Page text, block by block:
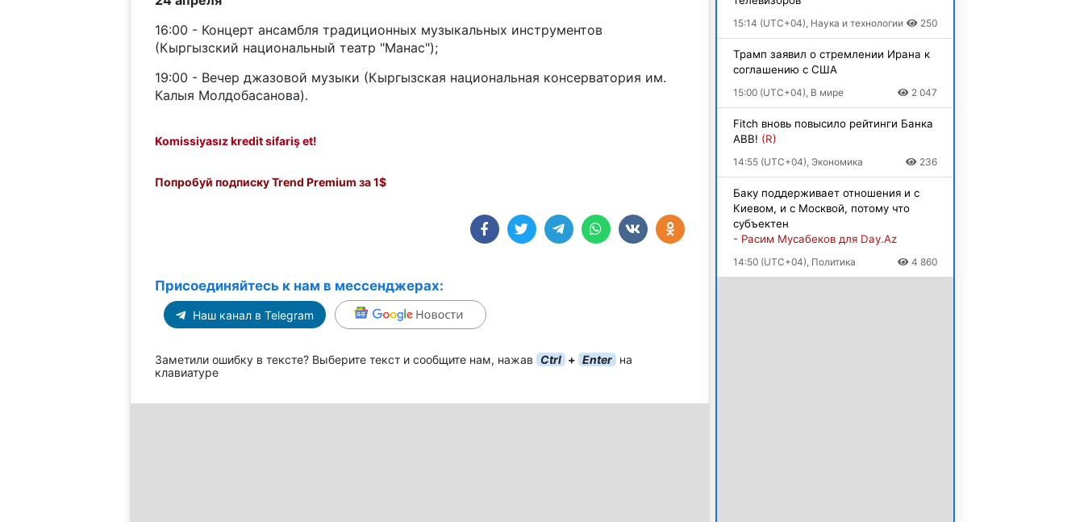
16:00 - Концерт ансамбля традиционных музыкальных инструментов
(Кыргызский национальный театр "Манас");
19:00 - Вечер джазовой музыки (Кыргызская национальная консерватория им.
Калыя Молдобасанова).
Komissiyasız kredit sifariş et!
Попробуй подписку Trend Premium за 1$
Присоединяйтесь к нам в мессенджерах:
Наш канал в Telegram
Заметили ошибку в тексте? Выберите текст и сообщите нам, нажав Ctrl + Enter на
клавиатуре
15:14 (UTC+04), Наука и технологии 250
Трамп заявил о стремлении Ирана к
соглашению с США
15:00 (UTC+04), В мире 2 047
Fitch вновь повысило рейтинги Банка
ABB! (R)
14:55 (UTC+04), Экономика 236
Баку поддерживает отношения и с
Киевом, и с Москвой, потому что
субъектен
- Расим Мусабеков для Day.Az
14:50 (UTC+04), Политика 4 860